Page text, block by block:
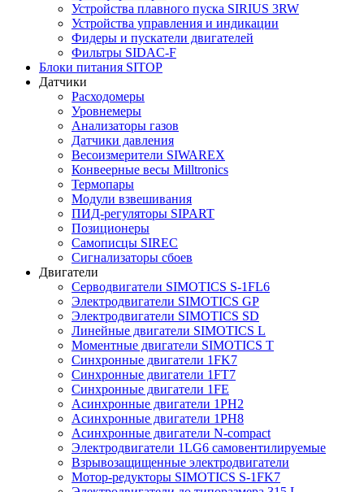
Устройства плавного пуска SIRIUS 3RW
Устройства управления и индикации
Фидеры и пускатели двигателей
Фильтры SIDAC-F
Блоки питания SITOP
Датчики
Расходомеры
Уровнемеры
Анализаторы газов
Датчики давления
Весоизмерители SIWAREX
Конвеерные весы Milltronics
Термопары
Модули взвешивания
ПИД-регуляторы SIPART
Позиционеры
Самописцы SIREC
Сигнализаторы сбоев
Двигатели
Серводвигатели SIMOTICS S-1FL6
Электродвигатели SIMOTICS GP
Электродвигатели SIMOTICS SD
Линейные двигатели SIMOTICS L
Моментные двигатели SIMOTICS T
Синхронные двигатели 1FK7
Синхронные двигатели 1FT7
Синхронные двигатели 1FE
Асинхронные двигатели 1PH2
Асинхронные двигатели 1PH8
Асинхронные двигатели N-compact
Электродвигатели 1LG6 cамовентилируемые
Взрывозащищенные электродвигатели
Мотор-редукторы SIMOTICS S-1FK7